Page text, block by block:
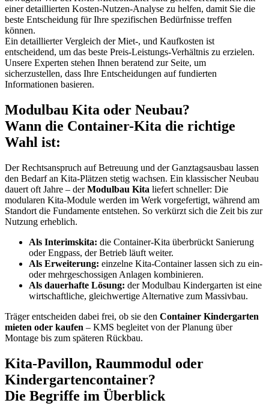
einer detaillierten Kosten-Nutzen-Analyse zu helfen, damit Sie die
beste Entscheidung für Ihre spezifischen Bedürfnisse treffen
können.
Ein detaillierter Vergleich der Miet-, und Kaufkosten ist
entscheidend, um das beste Preis-Leistungs-Verhältnis zu erzielen.
Unsere Experten stehen Ihnen beratend zur Seite, um
sicherzustellen, dass Ihre Entscheidungen auf fundierten
Informationen basieren.
Modulbau Kita oder Neubau?
Wann die Container-Kita die richtige
Wahl ist:
Der Rechtsanspruch auf Betreuung und der Ganztagsausbau lassen
den Bedarf an Kita-Plätzen stetig wachsen. Ein klassischer Neubau
dauert oft Jahre – derModulbau Kita liefert schneller: Die
modularen Kita-Module werden im Werk vorgefertigt, während am
Standort die Fundamente entstehen. So verkürzt sich die Zeit bis zur
Nutzung erheblich.
Als Interimskita: die Container-Kita überbrückt Sanierung
oder Engpass, der Betrieb läuft weiter.
Als Erweiterung: einzelne Kita-Container lassen sich zu ein-
oder mehrgeschossigen Anlagen kombinieren.
Als dauerhafte Lösung: der Modulbau Kindergarten ist eine
wirtschaftliche, gleichwertige Alternative zum Massivbau.
Träger entscheiden dabei frei, ob sie den Container Kindergarten
mieten oder kaufen – KMS begleitet von der Planung über
Montage bis zum späteren Rückbau.
Kita-Pavillon, Raummodul oder
Kindergartencontainer?
Die Begriffe im Überblick